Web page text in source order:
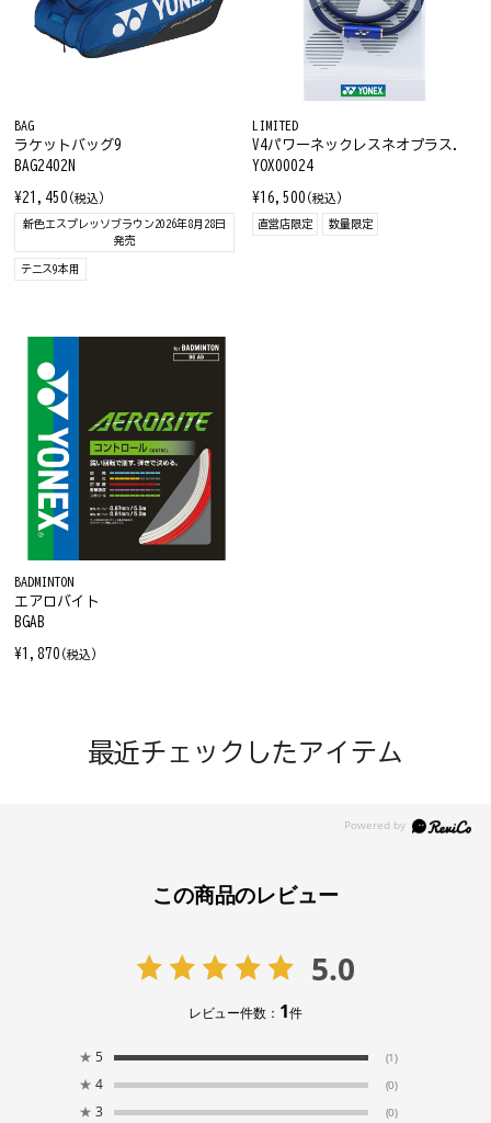
BAG
ラケットバッグ9
BAG2402N
¥21,450 (税込)
新色エスプレッソブラウン2026年8月28日
発売
テニス9本用
LIMITED
V4パワーネックレスネオプラス.
YOX00024
¥16,500 (税込)
直営店限定 数量限定
BADMINTON
エアロバイト
BGAB
¥1,870 (税込)
最近チェックしたアイテム
この商品のレビュー
5.0
レビュー件数： 1件
★ 5 (1)
★ 4 (0)
★ 3 (0)